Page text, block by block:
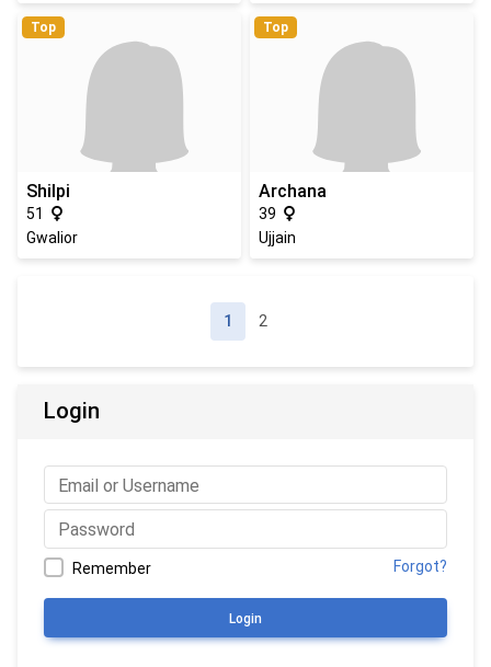
Top
Shilpi
51
Gwalior
Top
Archana
39
Ujjain
Current page
1 Page
2
Login
Remember Forgot?
Login